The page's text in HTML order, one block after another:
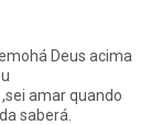
Deus acima
amar quando
saberá.